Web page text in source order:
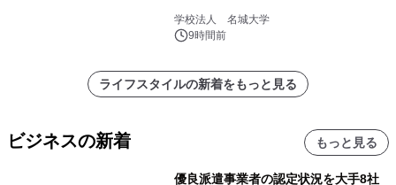
学校法人 名城大学
9時間前
ライフスタイルの新着をもっと見る
ビジネスの新着 もっと見る
優良派遣事業者の認定状況を大手8社